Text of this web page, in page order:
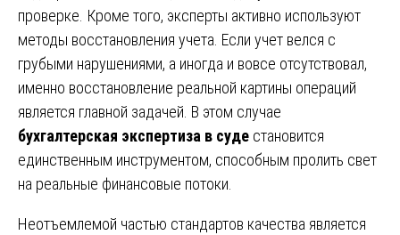
проверке. Кроме того, эксперты активно используют
методы восстановления учета. Если учет велся с
грубыми нарушениями, а иногда и вовсе отсутствовал,
именно восстановление реальной картины операций
является главной задачей. В этом случае
бухгалтерская экспертиза в суде становится
единственным инструментом, способным пролить свет
на реальные финансовые потоки.
Неотъемлемой частью стандартов качества является